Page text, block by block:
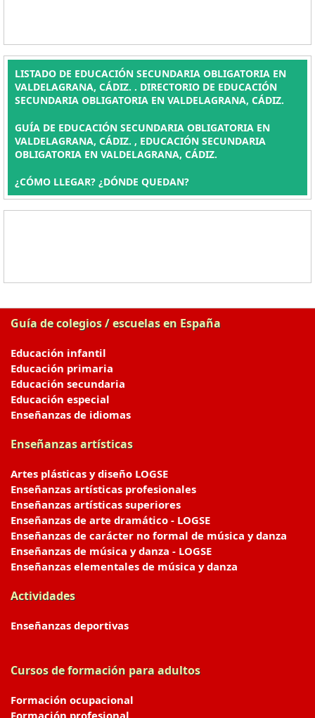
LISTADO DE EDUCACIÓN SECUNDARIA OBLIGATORIA EN
VALDELAGRANA, CÁDIZ. . DIRECTORIO DE EDUCACIÓN
SECUNDARIA OBLIGATORIA EN VALDELAGRANA, CÁDIZ.
GUÍA DE EDUCACIÓN SECUNDARIA OBLIGATORIA EN
VALDELAGRANA, CÁDIZ. , EDUCACIÓN SECUNDARIA
OBLIGATORIA EN VALDELAGRANA, CÁDIZ.
¿CÓMO LLEGAR? ¿DÓNDE QUEDAN?
Guía de colegios / escuelas en España
Educación infantil
Educación primaria
Educación secundaria
Educación especial
Enseñanzas de idiomas
Enseñanzas artísticas
Artes plásticas y diseño LOGSE
Enseñanzas artísticas profesionales
Enseñanzas artísticas superiores
Enseñanzas de arte dramático - LOGSE
Enseñanzas de carácter no formal de música y danza
Enseñanzas de música y danza - LOGSE
Enseñanzas elementales de música y danza
Actividades
Enseñanzas deportivas
Cursos de formación para adultos
Formación ocupacional
Formación profesional